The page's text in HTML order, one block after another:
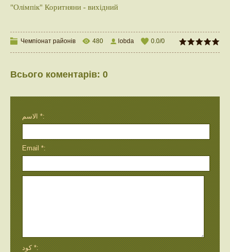
"Олімпік" Коритняни - вихідний
Чемпіонат районів 480 lobda 0.0/0
Всього коментарів: 0
الاسم *:
Email *:
كود *: